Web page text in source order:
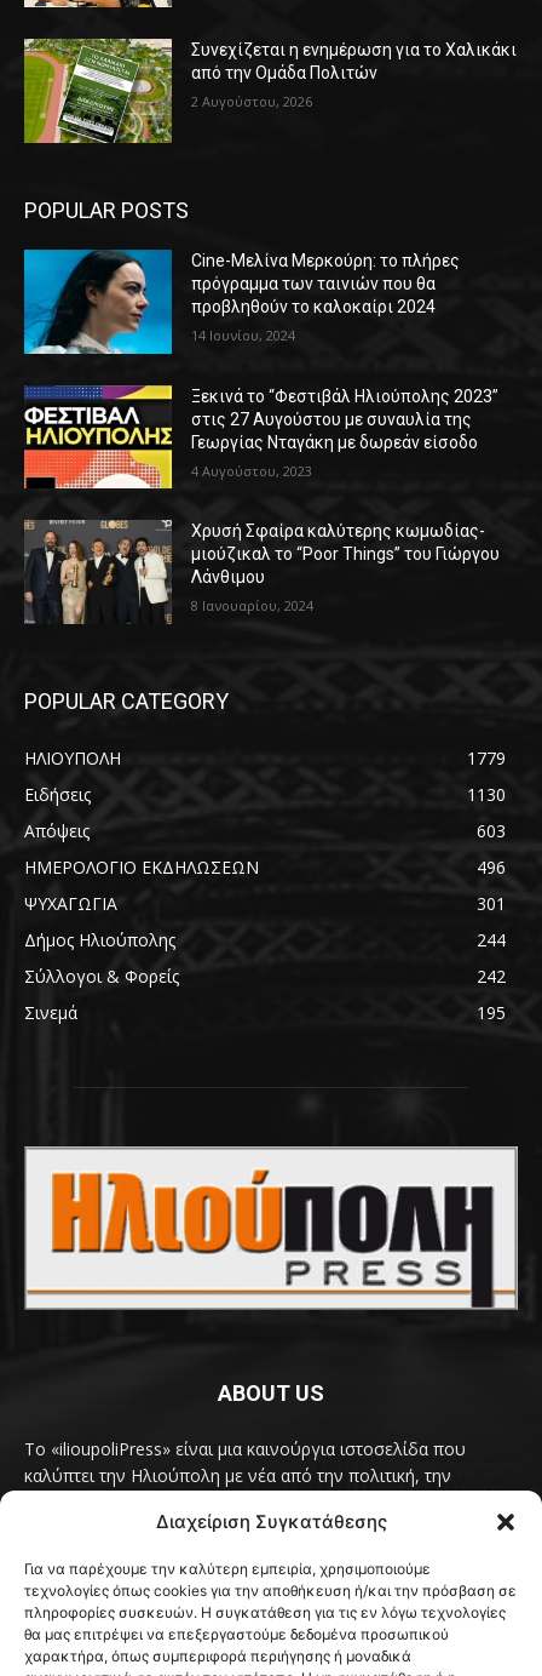
Διαχείριση Συγκατάθεσης
Για να παρέχουμε την καλύτερη εμπειρία, χρησιμοποιούμε
τεχνολογίες όπως cookies για την αποθήκευση ή/και την πρόσβαση σε
πληροφορίες συσκευών. Η συγκατάθεση για τις εν λόγω τεχνολογίες
θα μας επιτρέψει να επεξεργαστούμε δεδομένα προσωπικού
χαρακτήρα, όπως συμπεριφορά περιήγησης ή μοναδικά
Συνεχίζεται η ενημέρωση για το Χαλικάκι
από την Ομάδα Πολιτών
2 Αυγούστου, 2026
POPULAR POSTS
Cine-Μελίνα Μερκούρη: το πλήρες
πρόγραμμα των ταινιών που θα
προβληθούν το καλοκαίρι 2024
14 Ιουνίου, 2024
Ξεκινά το “Φεστιβάλ Ηλιούπολης 2023”
στις 27 Αυγούστου με συναυλία της
Γεωργίας Νταγάκη με δωρεάν είσοδο
4 Αυγούστου, 2023
Χρυσή Σφαίρα καλύτερης κωμωδίας-
μιούζικαλ το “Poor Things” του Γιώργου
Λάνθιμου
8 Ιανουαρίου, 2024
POPULAR CATEGORY
ΗΛΙΟΥΠΟΛΗ
1779
Ειδήσεις
1130
Απόψεις
603
ΗΜΕΡΟΛΟΓΙΟ ΕΚΔΗΛΩΣΕΩΝ
496
ΨΥΧΑΓΩΓΙΑ
301
Δήμος Ηλιούπολης
244
Σύλλογοι & Φορείς
242
Σινεμά
195
ABOUT US
Το «ilioupoliPress» είναι μια καινούργια ιστοσελίδα που
καλύπτει την Ηλιούπολη με νέα από την πολιτική, την
Ηλιούπολης, των δημοτικών παρατάξεων και των
κάτι να πουν.Διαβάστε εδώ
Επικοινωνήστε μαζί μας στοilioupolipress1@yahoo.com